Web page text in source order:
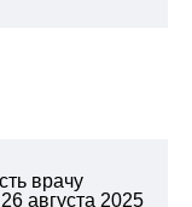
врачу
августа 2025